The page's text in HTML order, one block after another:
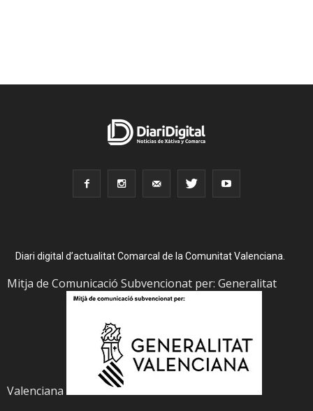
Diari digital d’actualitat Comarcal de la Comunitat Valenciana.
Mitja de Comunicació Subvencionat per: Generalitat
Valenciana